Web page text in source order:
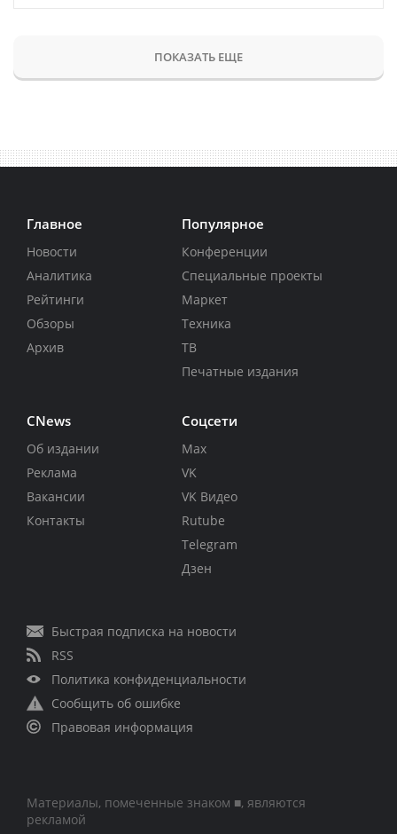
ПОКАЗАТЬ ЕЩЕ
Главное
Новости
Аналитика
Рейтинги
Обзоры
Архив
Популярное
Конференции
Специальные проекты
Маркет
Техника
ТВ
Печатные издания
CNews
Об издании
Реклама
Вакансии
Контакты
Соцсети
Max
VK
VK Видео
Rutube
Telegram
Дзен
Быстрая подписка на новости
RSS
Политика конфиденциальности
Сообщить об ошибке
Правовая информация
Материалы, помеченные знаком ■, являются
рекламой